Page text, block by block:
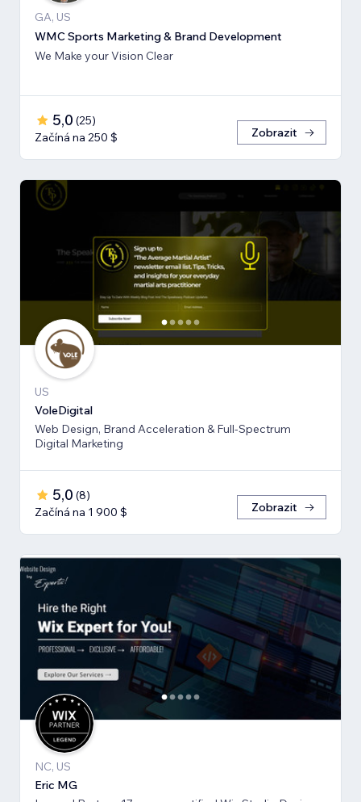
GA, US
WMC Sports Marketing & Brand Development
We Make your Vision Clear
5,0 (25)
Začíná na 250 $
Zobrazit
US
VoleDigital
Web Design, Brand Acceleration & Full-Spectrum
Digital Marketing
5,0 (8)
Začíná na 1 900 $
Zobrazit
NC, US
Eric MG